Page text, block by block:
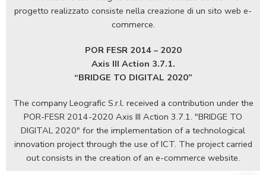
progetto realizzato consiste nella creazione di un sito web e-
commerce.
POR FESR 2014 – 2020
Axis III Action 3.7.1.
“BRIDGE TO DIGITAL 2020”
The company Leografic S.r.l. received a contribution under the
POR-FESR 2014-2020 Axis III Action 3.7.1. "BRIDGE TO
DIGITAL 2020" for the implementation of a technological
innovation project through the use of ICT. The project carried
out consists in the creation of an e-commerce website.